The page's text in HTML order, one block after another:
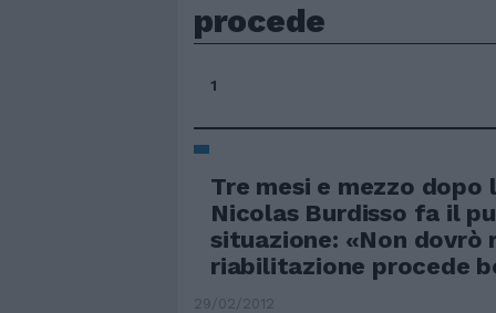
procede
1
Tre mesi e mezzo
Nicolas Burdisso fa il
situazione: «Non dovrò
riabilitazione procede
29/02/2012